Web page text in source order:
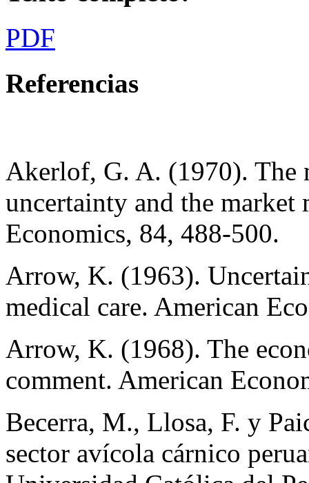
PDF
Referencias
Akerlof, G. A. (1970). The
uncertainty and the market
Economics, 84, 488-500.
Arrow, K. (1963).
medical care. American
Arrow, K. (1968). The
comment. American
Becerra, M., Llosa, F. y
sector avícola cárnico